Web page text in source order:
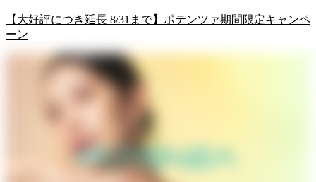
【大好評につき延長 8/31まで】ポテンツァ期間限定キャンペ
ーン